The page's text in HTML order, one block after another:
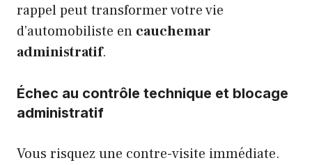
rappel peut transformer votre vie
d’automobiliste en cauchemar
administratif.
Échec au contrôle technique et blocage
administratif
Vous risquez une contre-visite immédiate.